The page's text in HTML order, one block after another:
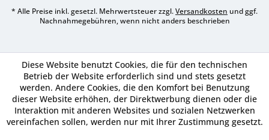
* Alle Preise inkl. gesetzl. Mehrwertsteuer zzgl.Versandkosten und ggf.
Nachnahmegebühren, wenn nicht anders beschrieben
Diese Website benutzt Cookies, die für den technischen
Betrieb der Website erforderlich sind und stets gesetzt
werden. Andere Cookies, die den Komfort bei Benutzung
dieser Website erhöhen, der Direktwerbung dienen oder die
Interaktion mit anderen Websites und sozialen Netzwerken
vereinfachen sollen, werden nur mit Ihrer Zustimmung gesetzt.